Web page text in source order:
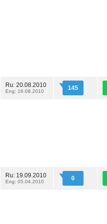
Ru: 20.08.2010
Eng: 16.08.2010 145
Ru: 19.09.2010
Eng: 05.04.2010 0